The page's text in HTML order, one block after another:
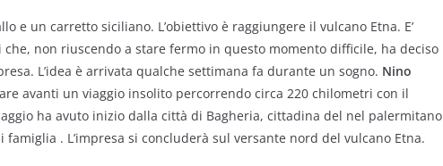
e un carretto siciliano. L’obiettivo è raggiungere il vulcano Etna. E’
non riuscendo a stare fermo in questo momento difficile, ha deciso
L’idea è arrivata qualche settimana fa durante un sogno. Nino
avanti un viaggio insolito percorrendo circa 220 chilometri con il
ha avuto inizio dalla città di Bagheria, cittadina del nel palermitano
. L’impresa si concluderà sul versante nord del vulcano Etna.